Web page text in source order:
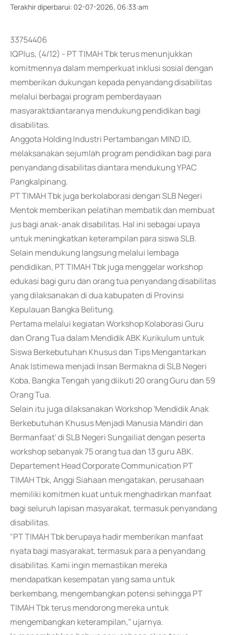
Terakhir diperbarui: 02-07-2026, 06:33:am
33754406
IQPlus, (4/12) - PT TIMAH Tbk terus menunjukkan
komitmennya dalam memperkuat inklusi sosial dengan
memberikan dukungan kepada penyandang disabilitas
melalui berbagai program pemberdayaan
masyaraktdiantaranya mendukung pendidikan bagi
disabilitas.
Anggota Holding Industri Pertambangan MIND ID,
melaksanakan sejumlah program pendidikan bagi para
penyandang disabilitas diantara mendukung YPAC
Pangkalpinang.
PT TIMAH Tbk juga berkolaborasi dengan SLB Negeri
Mentok memberikan pelatihan membatik dan membuat
jus bagi anak-anak disabilitas. Hal ini sebagai upaya
untuk meningkatkan keterampilan para siswa SLB.
Selain mendukung langsung melalui lembaga
pendidikan, PT TIMAH Tbk juga menggelar workshop
edukasi bagi guru dan orang tua penyandang disabilitas
yang dilaksanakan di dua kabupaten di Provinsi
Kepulauan Bangka Belitung.
Pertama melalui kegiatan Workshop Kolaborasi Guru
dan Orang Tua dalam Mendidik ABK Kurikulum untuk
Siswa Berkebutuhan Khusus dan Tips Mengantarkan
Anak Istimewa menjadi Insan Bermakna di SLB Negeri
Koba, Bangka Tengah yang diikuti 20 orang Guru dan 59
Orang Tua.
Selain itu juga dilaksanakan Workshop 'Mendidik Anak
Berkebutuhan Khusus Menjadi Manusia Mandiri dan
Bermanfaat' di SLB Negeri Sungailiat dengan peserta
workshop sebanyak 75 orang tua dan 13 guru ABK.
Departement Head Corporate Communication PT
TIMAH Tbk, Anggi Siahaan mengatakan, perusahaan
memiliki komitmen kuat untuk menghadirkan manfaat
bagi seluruh lapisan masyarakat, termasuk penyandang
disabilitas.
"PT TIMAH Tbk berupaya hadir memberikan manfaat
nyata bagi masyarakat, termasuk para a penyandang
disabilitas. Kami ingin memastikan mereka
mendapatkan kesempatan yang sama untuk
berkembang, mengembangkan potensi sehingga PT
TIMAH Tbk terus mendorong mereka untuk
mengembangkan keterampilan," ujarnya.